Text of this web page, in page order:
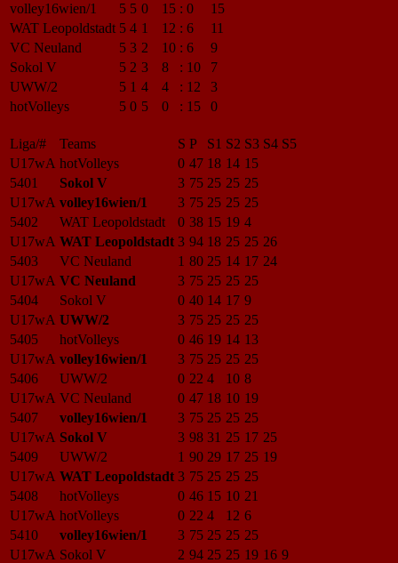
volley16wien/1
5 5 0 15 : 0
15
WAT Leopoldstadt 5 4 1 12 : 6
11
VC Neuland
5 3 2 10 : 6
9
Sokol V
5 2 3 8 : 10
7
UWW/2
5 1 4 4 : 12
3
hotVolleys
5 0 5 0 : 15 0
Liga/# Teams S P S1 S2 S3 S4 S5
U17wA hotVolleys 0 47 18 14 15
5401
Sokol V 3 75 25 25 25
U17wA volley16wien/1 3 75 25 25 25
5402
WAT Leopoldstadt 0 38 15 19 4
U17wA WAT Leopoldstadt 3 94 18 25 25 26
5403
VC Neuland 1 80 25 14 17 24
U17wA VC Neuland 3 75 25 25 25
5404
Sokol V 0 40 14 17 9
U17wA UWW/2 3 75 25 25 25
5405
hotVolleys 0 46 19 14 13
U17wA volley16wien/1 3 75 25 25 25
5406
UWW/2 0 22 4 10 8
U17wA VC Neuland 0 47 18 10 19
5407
volley16wien/1 3 75 25 25 25
U17wA Sokol V 3 98 31 25 17 25
5409
UWW/2 1 90 29 17 25 19
U17wA WAT Leopoldstadt 3 75 25 25 25
5408
hotVolleys 0 46 15 10 21
U17wA hotVolleys 0 22 4 12 6
5410
volley16wien/1 3 75 25 25 25
U17wA Sokol V 2 94 25 25 19 16 9